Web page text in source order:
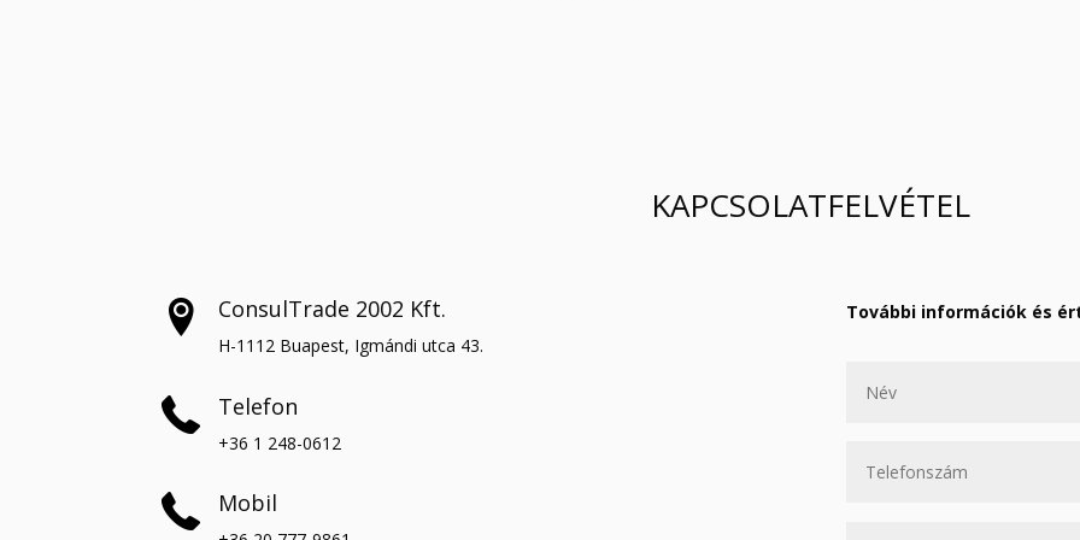
KAPCSOLATFELVÉTEL
ConsulTrade 2002 Kft.
H-1112 Buapest, Igmándi utca 43.
Telefon
+36 1 248-0612
Mobil
További információk és